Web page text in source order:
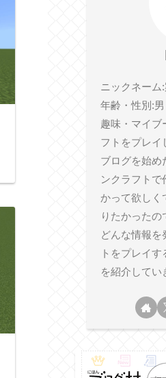
ニックネーム
年齢・性別:男
趣味・マイブ
フトをプレイ
ブログを始め
ンクラフトで
かって欲しく
りたかったの
どんな情報を
トをプレイ
を紹介してい